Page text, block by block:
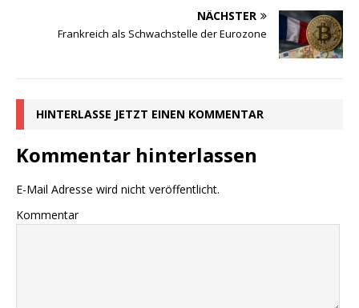
NÄCHSTER
Frankreich als Schwachstelle der Eurozone
HINTERLASSE JETZT EINEN KOMMENTAR
Kommentar hinterlassen
E-Mail Adresse wird nicht veröffentlicht.
Kommentar